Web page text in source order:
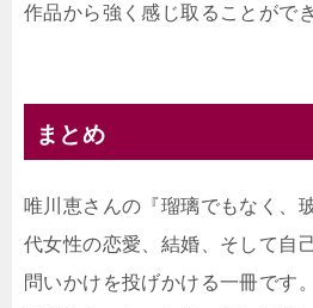
作品から強く感じ取ることがで
まとめ
唯川恵さんの『瑠璃でもなく、
代女性の恋愛、結婚、そして自
問いかけを投げかける一冊です